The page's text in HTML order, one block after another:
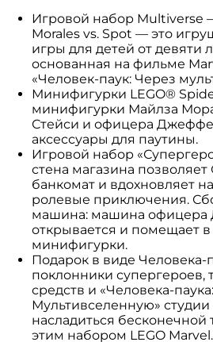
Игровой набор Multiverse
Morales vs. Spot — это
игры для детей от девяти
основанная на фильме
«Человек-паук: Через
Минифигурки LEGO®
минифигурки Майлза
Стейси и офицера
аксессуары для паутины.
Игровой набор
стена магазина позволяет
банкомат и вдохновляет
ролевые приключения.
машина: машина офицера
открывается и помещает в
минифигурки.
Подарок в виде Человека-
поклонники супергероев,
средств и «Человека-
Мультивселенную» студии
насладиться бесконечной
этим набором LEGO Marvel.